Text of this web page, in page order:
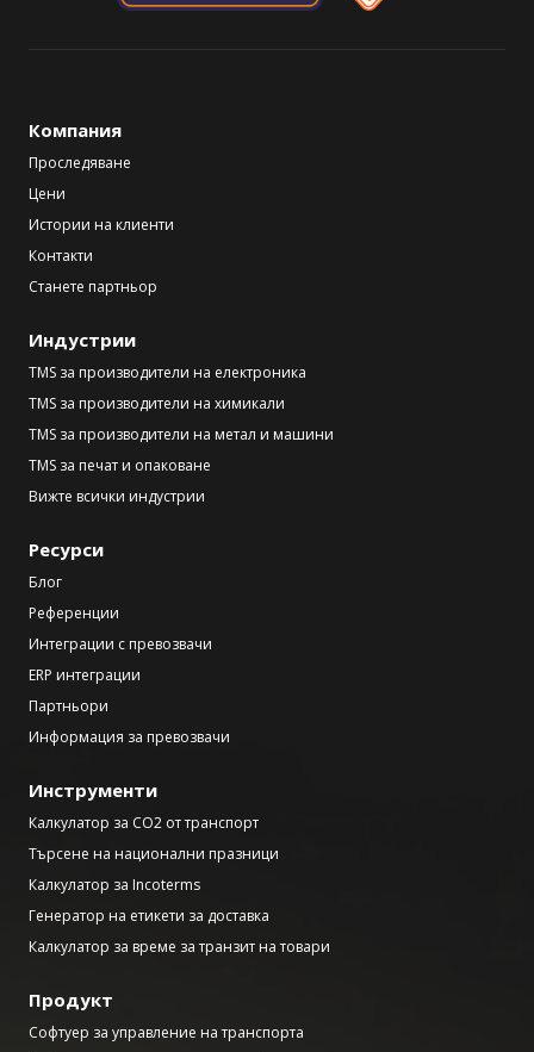
Компания
Проследяване
Цени
Истории на клиенти
Контакти
Станете партньор
Индустрии
TMS за производители на електроника
TMS за производители на химикали
TMS за производители на метал и машини
TMS за печат и опаковане
Вижте всички индустрии
Ресурси
Блог
Референции
Интеграции с превозвачи
ERP интеграции
Партньори
Информация за превозвачи
Инструменти
Калкулатор за CO2 от транспорт
Търсене на национални празници
Калкулатор за Incoterms
Генератор на етикети за доставка
Калкулатор за време за транзит на товари
Продукт
Софтуер за управление на транспорта